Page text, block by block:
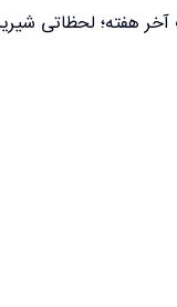
هفته؛ لحظاتی